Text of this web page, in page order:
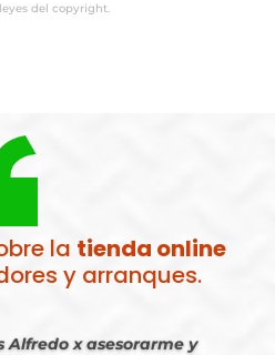
del copyright.
la tienda online
y arranques.
Alfredo x asesorarme y